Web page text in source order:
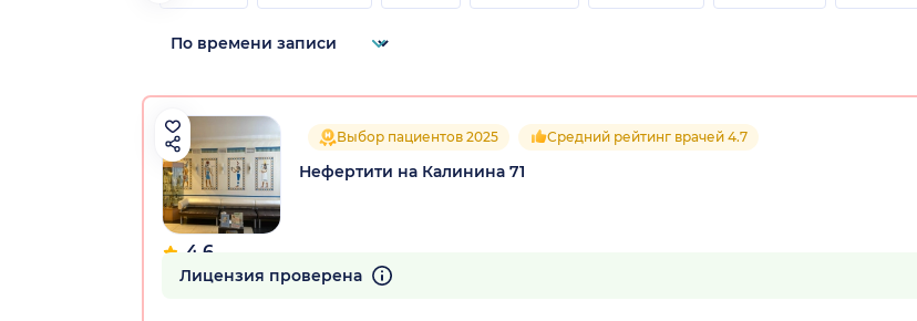
4.6
227 отзывов
Выбор пациентов 2025 Средний рейтинг врачей 4.7
Нефертити на Калинина 71
Лицензия проверена